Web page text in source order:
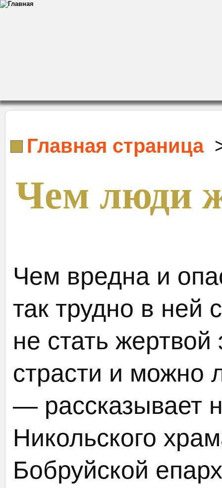
Главная страница
Чем люди
Чем вредна и
так трудно в ней
не стать жертвой
страсти и можно
— рассказывает
Никольского
Бобруйской